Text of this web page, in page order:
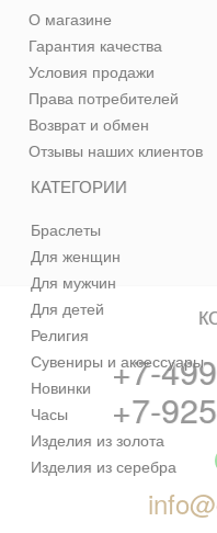
КАТЕГОРИИ
Браслеты
Для женщин
Для мужчин
Для детей
Религия
Сувениры и аксессуары
Новинки
Часы
Изделия из золота
Изделия из серебра
О магазине
Гарантия качества
Условия продажи
Права потребителей
Возврат и обмен
Отзывы наших клиентов
+7-
+7-